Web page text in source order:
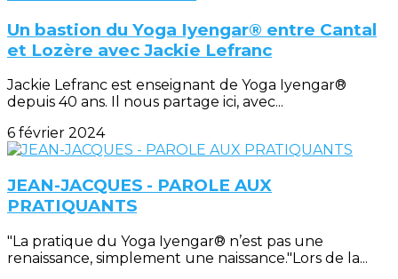
Un bastion du Yoga Iyengar® entre Cantal
et Lozère avec Jackie Lefranc
Jackie Lefranc est enseignant de Yoga Iyengar®
depuis 40 ans. Il nous partage ici, avec...
6 février 2024
JEAN-JACQUES - PAROLE AUX
PRATIQUANTS
"La pratique du Yoga Iyengar® n’est pas une
renaissance, simplement une naissance."Lors de la...